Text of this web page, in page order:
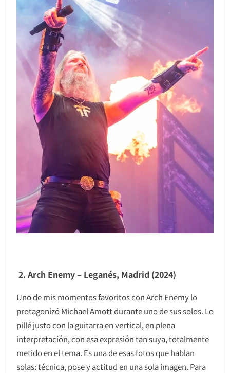
2. Arch Enemy – Leganés, Madrid (2024)
Uno de mis momentos favoritos con Arch Enemy lo
protagonizó Michael Amott durante uno de sus solos. Lo
pillé justo con la guitarra en vertical, en plena
interpretación, con esa expresión tan suya, totalmente
metido en el tema. Es una de esas fotos que hablan
solas: técnica, pose y actitud en una sola imagen. Para